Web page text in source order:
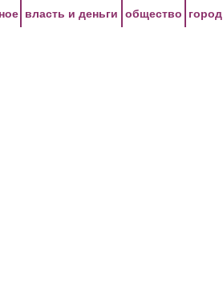
власть и деньги общество город